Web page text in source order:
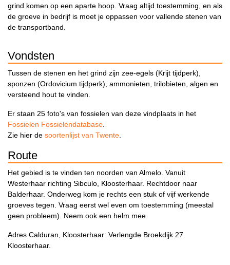
grind komen op een aparte hoop. Vraag altijd toestemming, en als
de groeve in bedrijf is moet je oppassen voor vallende stenen van
de transportband.
Vondsten
Tussen de stenen en het grind zijn zee-egels (Krijt tijdperk),
sponzen (Ordovicium tijdperk), ammonieten, trilobieten, algen en
versteend hout te vinden.
Er staan 25 foto's van fossielen van deze vindplaats in het
Fossielen Fossielendatabase.
Zie hier de soortenlijst van Twente.
Route
Het gebied is te vinden ten noorden van Almelo. Vanuit
Westerhaar richting Sibculo, Kloosterhaar. Rechtdoor naar
Balderhaar. Onderweg kom je rechts een stuk of vijf werkende
groeves tegen. Vraag eerst wel even om toestemming (meestal
geen probleem). Neem ook een helm mee.
Adres Calduran, Kloosterhaar: Verlengde Broekdijk 27
Kloosterhaar.